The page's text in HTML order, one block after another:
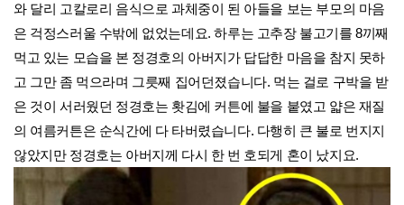
와 달리 고칼로리 음식으로 과체중이 된 아들을 보는 부모의 마음
은 걱정스러울 수밖에 없었는데요. 하루는 고추장 불고기를 8끼째
먹고 있는 모습을 본 정경호의 아버지가 답답한 마음을 참지 못하
고 그만 좀 먹으라며 그릇째 집어던졌습니다. 먹는 걸로 구박을 받
은 것이 서러웠던 정경호는 홧김에 커튼에 불을 붙였고 얇은 재질
의 여름커튼은 순식간에 다 타버렸습니다. 다행히 큰 불로 번지지
않았지만 정경호는 아버지께 다시 한 번 호되게 혼이 났지요.